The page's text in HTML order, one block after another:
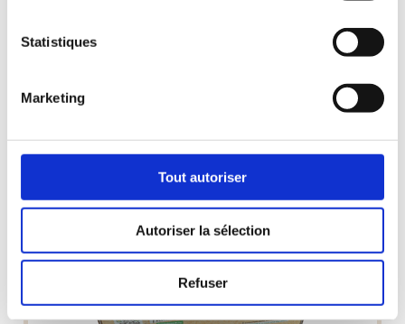
Statistiques
Marketing
Tout autoriser
Autoriser la sélection
Refuser
39.99
Einzelbestellung